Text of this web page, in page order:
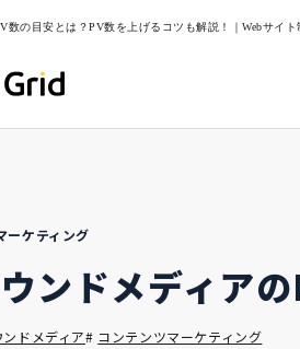
数の目安とは？PV数を上げるコツも解説！｜Webサイ
ーケティング
ンドメディア
ンドメディア# コンテンツマーケティング